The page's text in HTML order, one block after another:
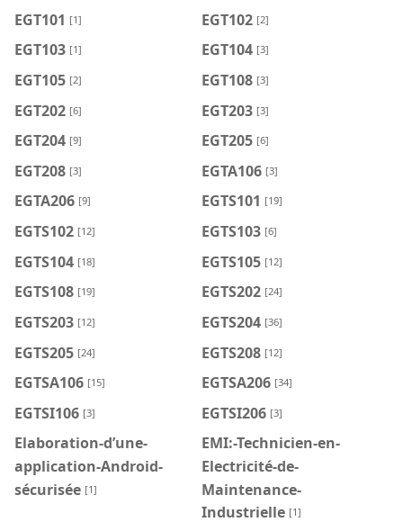
EGT101 [1] EGT102 [2]
EGT103 [1] EGT104 [3]
EGT105 [2] EGT108 [3]
EGT202 [6] EGT203 [3]
EGT204 [9] EGT205 [6]
EGT208 [3] EGTA106 [3]
EGTA206 [9] EGTS101 [19]
EGTS102 [12] EGTS103 [6]
EGTS104 [18] EGTS105 [12]
EGTS108 [19] EGTS202 [24]
EGTS203 [12] EGTS204 [36]
EGTS205 [24] EGTS208 [12]
EGTSA106 [15] EGTSA206 [34]
EGTSI106 [3] EGTSI206 [3]
Elaboration-d’une-
application-Android-
sécurisée [1]
EMI:-Technicien-en-
Electricité-de-
Maintenance-
Industrielle [1]